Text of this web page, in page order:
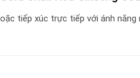
tiếp xúc trực tiếp với ánh nắng